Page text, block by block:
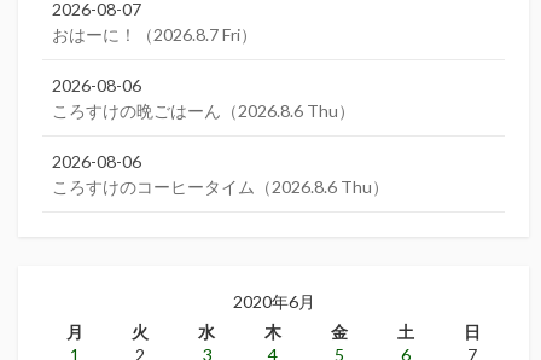
2026-08-07
おはーに！（2026.8.7 Fri）
2026-08-06
ころすけの晩ごはーん（2026.8.6 Thu）
2026-08-06
ころすけのコーヒータイム（2026.8.6 Thu）
2020年6月
月
火 水 木 金 土
日
1
2 3 4 5 6
7